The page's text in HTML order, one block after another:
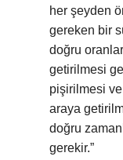
her şeyden
gereken bir
doğru
getirilmesi
pişirilmesi
araya
doğru
gerekir.”